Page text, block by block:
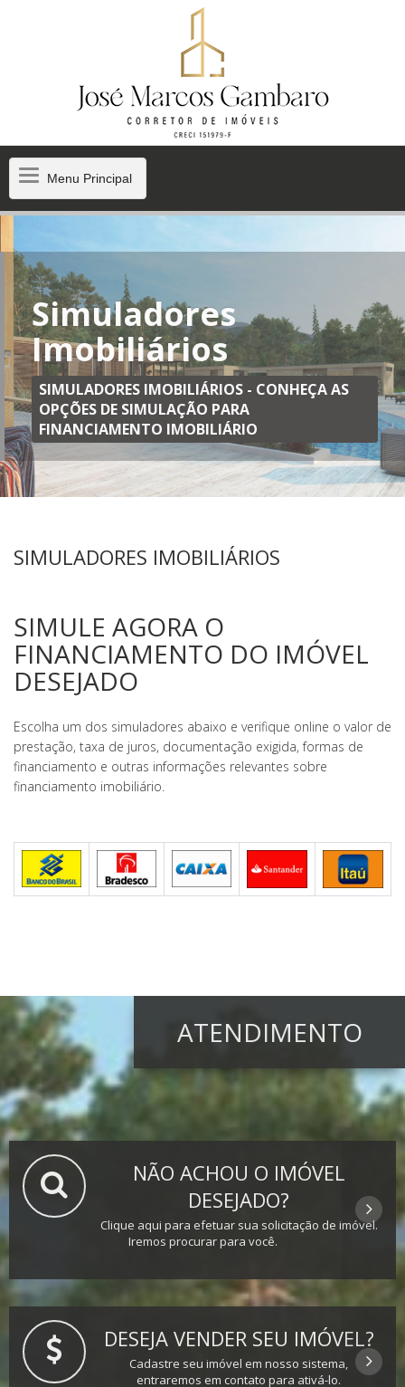
MenuMenu Principal
Simuladores
Imobiliários
SIMULADORES IMOBILIÁRIOS - CONHEÇA AS
OPÇÕES DE SIMULAÇÃO PARA
FINANCIAMENTO IMOBILIÁRIO
SIMULADORES IMOBILIÁRIOS
SIMULE AGORA O
FINANCIAMENTO DO IMÓVEL
DESEJADO
Escolha um dos simuladores abaixo e verifique online o valor de
prestação, taxa de juros, documentação exigida, formas de
financiamento e outras informações relevantes sobre
financiamento imobiliário.
ATENDIMENTO
NÃO ACHOU O IMÓVEL
DESEJADO?
Clique aqui para efetuar sua solicitação de imóvel.
Iremos procurar para você.
DESEJA VENDER SEU IMÓVEL?
Cadastre seu imóvel em nosso sistema,
entraremos em contato para ativá-lo.